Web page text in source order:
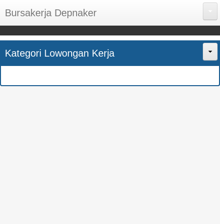
Bursakerja Depnaker
About Me
Disclaimer
Kategori Lowongan Kerja